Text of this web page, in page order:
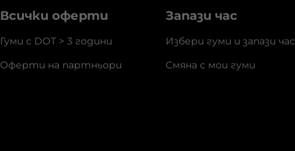
Всички оферти
Гуми с DOT > 3 години
Оферти на партньори
Запази час
Избери гуми и запази час
Смяна с мои гуми